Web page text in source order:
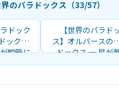
のパラドックス（33/57）
ドック
ックス
瞬時に
議
【世界のパラド
ス】オルバースのパ
ドックス ─ 星が
にあるなら夜空は